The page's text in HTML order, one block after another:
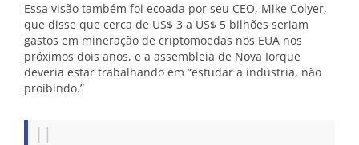
Essa visão também foi ecoada por seu CEO, Mike Colyer,
que disse que cerca de US$ 3 a US$ 5 bilhões seriam
gastos em mineração de criptomoedas nos EUA nos
próximos dois anos, e a assembleia de Nova Iorque
deveria estar trabalhando em “estudar a indústria, não
proibindo.”